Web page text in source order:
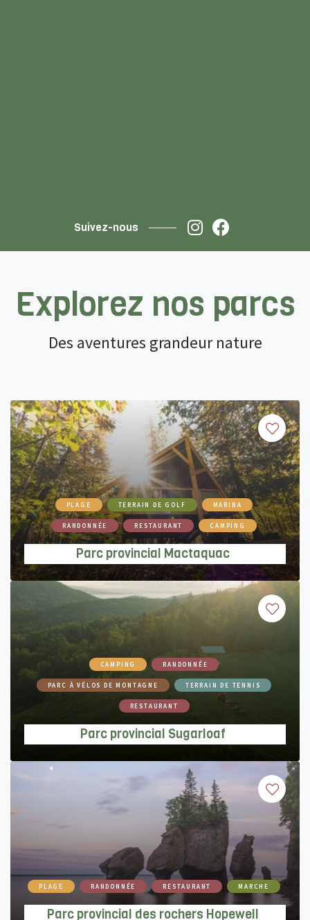
Suivez-nous
Explorez nos parcs
Des aventures grandeur nature
Parc provincial Mactaquac
PLAGE TERRAIN DE GOLF MARINA
RANDONNÉE RESTAURANT CAMPING
Parc provincial Mactaquac
Parc provincial Sugarloaf
CAMPING RANDONNÉE
PARC À VÉLOS DE MONTAGNE TERRAIN DE TENNIS
RESTAURANT
Parc provincial Sugarloaf
Parc provincial des rochers Hopewell
PLAGE RANDONNÉE RESTAURANT MARCHE
Parc provincial des rochers Hopewell